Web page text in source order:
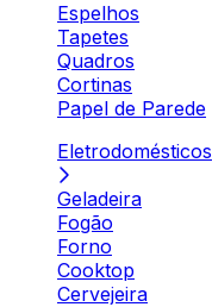
Espelhos
Tapetes
Quadros
Cortinas
Papel de Parede
Eletrodomésticos
Geladeira
Fogão
Forno
Cooktop
Cervejeira